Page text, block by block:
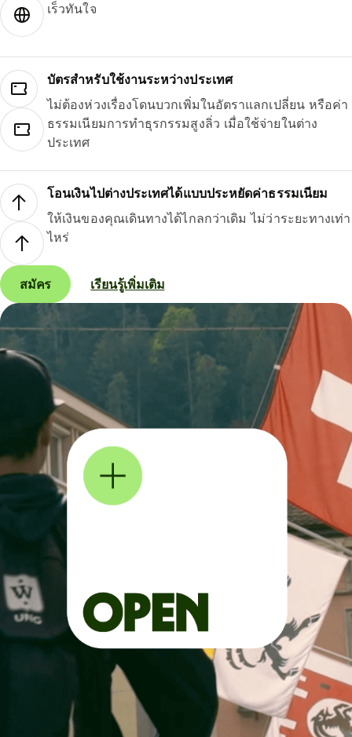
เร็วทันใจ
บัตรสำหรับใช้งานระหว่างประเทศ
ไม่ต้องห่วงเรื่องโดนบวกเพิ่มในอัตราแลกเปลี่ยน หรือค่า
ธรรมเนียมการทำธุรกรรมสูงลิ่ว เมื่อใช้จ่ายในต่าง
ประเทศ
โอนเงินไปต่างประเทศได้แบบประหยัดค่าธรรมเนียม
ให้เงินของคุณเดินทางได้ไกลกว่าเดิม ไม่ว่าระยะทางเท่า
ไหร่
สมัคร เรียนรู้เพิ่มเติม